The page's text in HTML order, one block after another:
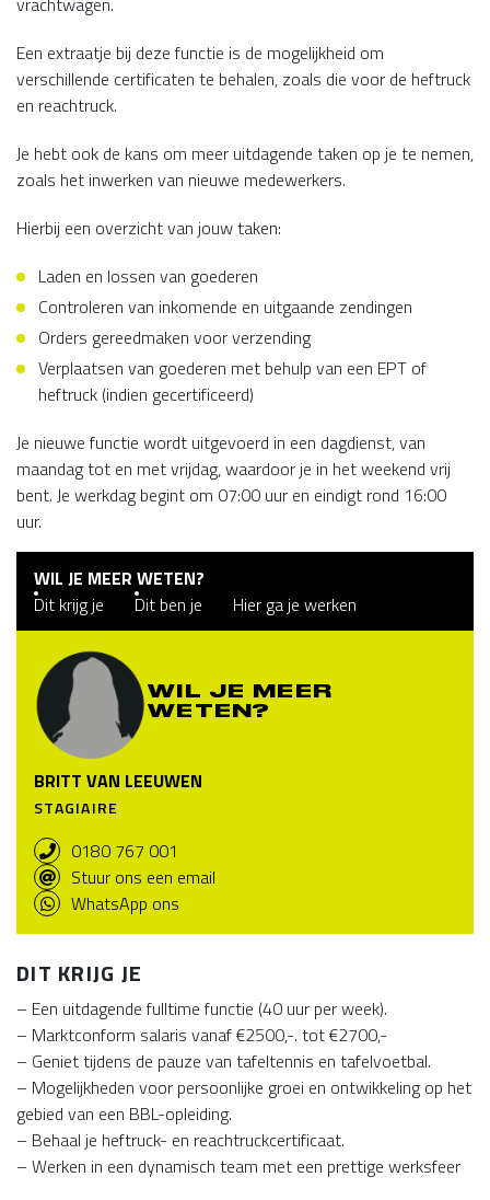
Een extraatje bij deze functie is de mogelijkheid om
verschillende certificaten te behalen, zoals die voor de heftruck
en reachtruck.
Je hebt ook de kans om meer uitdagende taken op je te nemen,
zoals het inwerken van nieuwe medewerkers.
Hierbij een overzicht van jouw taken:
Laden en lossen van goederen
Controleren van inkomende en uitgaande zendingen
Orders gereedmaken voor verzending
Verplaatsen van goederen met behulp van een EPT of
heftruck (indien gecertificeerd)
Je nieuwe functie wordt uitgevoerd in een dagdienst, van
maandag tot en met vrijdag, waardoor je in het weekend vrij
bent. Je werkdag begint om 07:00 uur en eindigt rond 16:00
uur.
WIL JE MEER WETEN?
Dit krijg je
Dit ben je Hier ga je werken
WIL JE MEER
WETEN?
BRITT VAN LEEUWEN
STAGIAIRE
0180 767 001
Stuur ons een email
WhatsApp ons
DIT KRIJG JE
– Een uitdagende fulltime functie (40 uur per week).
– Marktconform salaris vanaf €2500,-. tot €2700,-
– Geniet tijdens de pauze van tafeltennis en tafelvoetbal.
– Mogelijkheden voor persoonlijke groei en ontwikkeling op het
gebied van een BBL-opleiding.
– Behaal je heftruck- en reachtruckcertificaat.
– Werken in een dynamisch team met een prettige werksfeer